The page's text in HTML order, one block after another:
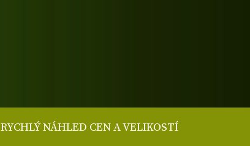
RYCHLÝ NÁHLED CEN A VELIKOSTÍ